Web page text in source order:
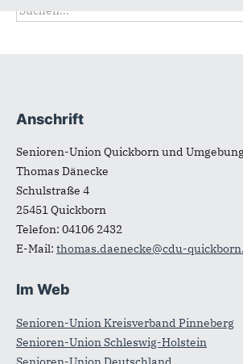
Suchformular
Suche
Fußbereich
Anschrift
Senioren-Union Quickborn und
Thomas Dänecke
Schulstraße 4
25451Quickborn
Telefon: 04106 2432
E-Mail: thomas.daenecke@cdu-
Im Web
Senioren-Union Kreisverband Pinneberg
Senioren-Union Schleswig-Holstein